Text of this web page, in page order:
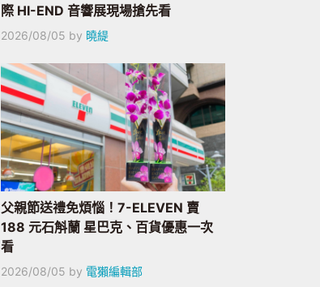
際 HI-END 音響展現場搶先看
2026/08/05 by 曉緹
父親節送禮免煩惱！7-ELEVEN 賣
188 元石斛蘭 星巴克、百貨優惠一次
看
2026/08/05 by 電獺編輯部